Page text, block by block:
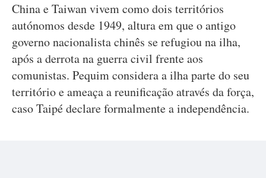
China e Taiwan vivem como dois territórios
autónomos desde 1949, altura em que o antigo
governo nacionalista chinês se refugiou na ilha,
após a derrota na guerra civil frente aos
comunistas. Pequim considera a ilha parte do seu
território e ameaça a reunificação através da força,
caso Taipé declare formalmente a independência.